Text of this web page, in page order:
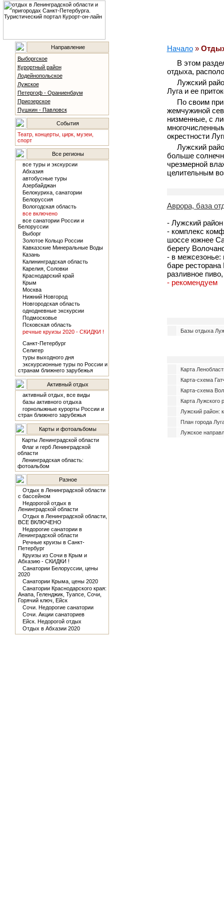
Направление
Выборгское
Курортный район
Лодейнопольское
Лужское
Петергоф - Ораниенбаум
Приозерское
Пушкин - Павловск
События
Театр, концерты, цирк, музеи,
спорт
Все регионы
все туры и экскурсии
Абхазия
автобусные туры
Азербайджан
Белокуриха, санатории
Белоруссия
Вологодская область
все включено
все санатории России и
Белоруссии
Выборг
Золотое Кольцо России
Кавказские Минеральные Воды
Казань
Калининградская область
Карелия, Соловки
Краснодарский край
Крым
Москва
Нижний Новгород
Новгородская область
однодневные экскурсии
Подмосковье
Псковская область
речные круизы 2020 - СКИДКИ !
Санкт-Петербург
Селигер
туры выходного дня
экскурсионные туры по России и
странам ближнего зарубежья
Активный отдых
активный отдых, все виды
базы активного отдыха
горнолыжные курорты России и
стран ближнего зарубежья
Карты и фотоальбомы
Карты Ленинградской области
Флаг и герб Ленинградской
области
Ленинградская область:
фотоальбом
Разное
Отдых в Ленинградской области
с бассейном
Недорогой отдых в
Ленинградской области
Отдых в Ленинградской области,
ВСЕ ВКЛЮЧЕНО
Недорогие санатории в
Ленинградской области
Речные круизы в Санкт-
Петербург
Круизы из Сочи в Крым и
Абхазию - СКИДКИ !
Санатории Белоруссии, цены
2020
Санатории Крыма, цены 2020
Санатории Краснодарского края:
Анапа, Геленджик, Туапсе, Сочи,
Горячий ключ, Ейск
Сочи. Недорогие санатории
Сочи. Акции санаториев
Ейск. Недорогой отдых
Отдых в Абхазии 2020
Начало»
В этом
отдыха,
Лужский
Луга и ее
По своим
жемчужиной
низменные, с
окрестности
Лужский
больше
чрезмерной
целительным
Аврора, база
- Лужский район
- комплекс
шоссе южнее
берегу
- в межсезонье:
баре
разливное
- рекомендуем
Базы отдыха
Карта
Карта-схема
Карта-схема
Карта Лужского
Лужский район:
План города
Лужское